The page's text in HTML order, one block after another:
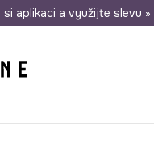
i do 24 hodin 30
si aplikaci a využijte slevu »